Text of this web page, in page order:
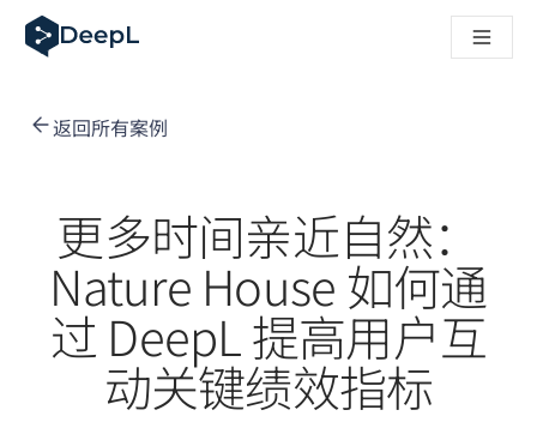
DeepL 人工智能智能体
DeepL Translation Flow：针对关键应用场景和集成的新型
了解 Translation Flow：面向所有需要此类服务的团队，
从高质量文本翻译到实时语音平台
Building an instantly accessible voice demo with DeepL
返回所有案例
更多时间亲近自然：
Nature House 如何通
过 DeepL 提高‌用户互
动关键绩效指标